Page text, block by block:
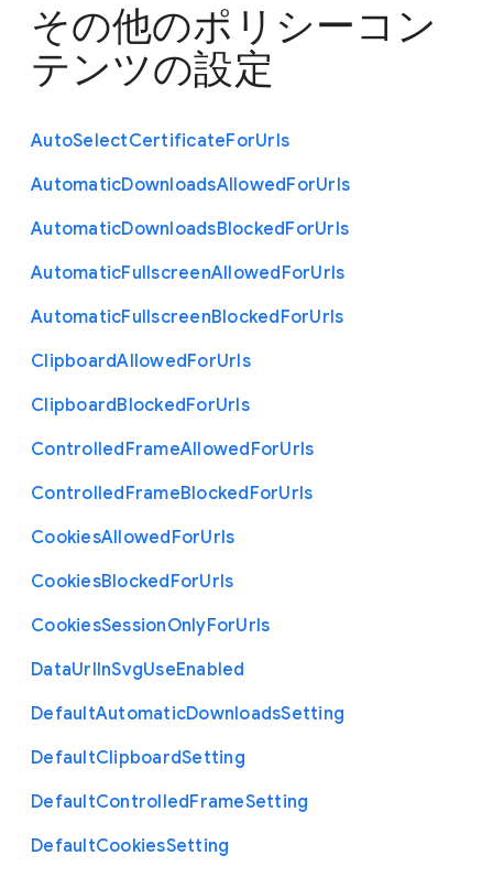
その他のポリシーコン
テンツの設定
AutoSelectCertificateForUrls
AutomaticDownloadsAllowedForUrls
AutomaticDownloadsBlockedForUrls
AutomaticFullscreenAllowedForUrls
AutomaticFullscreenBlockedForUrls
ClipboardAllowedForUrls
ClipboardBlockedForUrls
ControlledFrameAllowedForUrls
ControlledFrameBlockedForUrls
CookiesAllowedForUrls
CookiesBlockedForUrls
CookiesSessionOnlyForUrls
DataUrlInSvgUseEnabled
DefaultAutomaticDownloadsSetting
DefaultClipboardSetting
DefaultControlledFrameSetting
DefaultCookiesSetting